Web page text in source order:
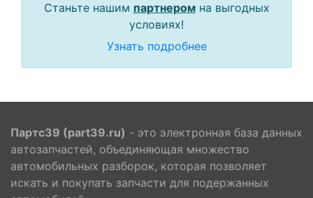
Станьте нашим партнеромна выгодных
условиях!
Узнать подробнее
Партс39 (part39.ru) - это электронная база данных
автозапчастей, объединяющая множество
автомобильных разборок, которая позволяет
искать и покупать запчасти для подержанных